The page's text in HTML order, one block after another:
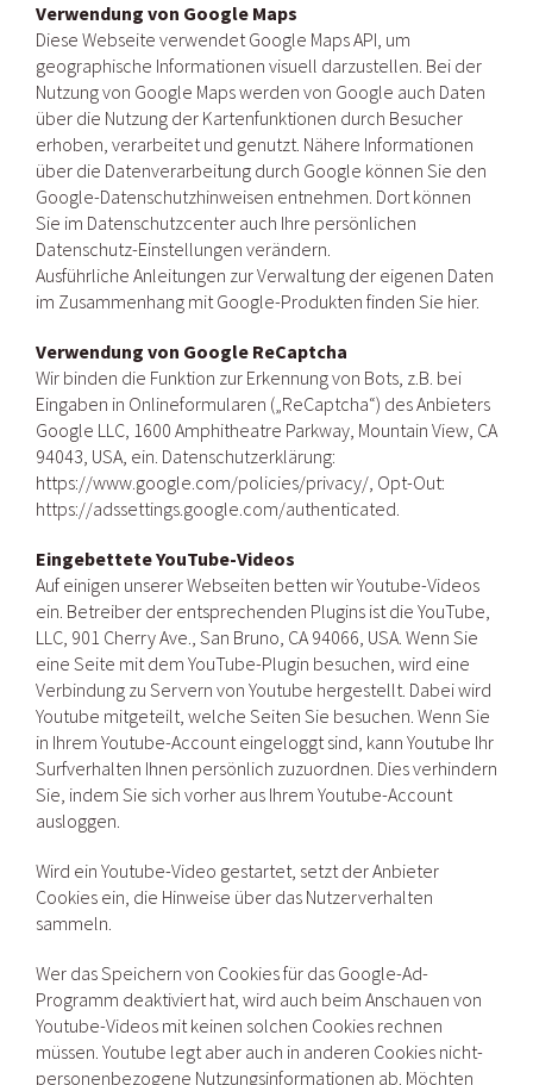
Verwendung von Google Maps
Diese Webseite verwendet Google Maps API, um
geographische Informationen visuell darzustellen. Bei der
Nutzung von Google Maps werden von Google auch Daten
über die Nutzung der Kartenfunktionen durch Besucher
erhoben, verarbeitet und genutzt. Nähere Informationen
über die Datenverarbeitung durch Google können Sie den
Google-Datenschutzhinweisen entnehmen. Dort können
Sie im Datenschutzcenter auch Ihre persönlichen
Datenschutz-Einstellungen verändern.
Ausführliche Anleitungen zur Verwaltung der eigenen Daten
im Zusammenhang mit Google-Produkten finden Sie hier.
Verwendung von Google ReCaptcha
Wir binden die Funktion zur Erkennung von Bots, z.B. bei
Eingaben in Onlineformularen („ReCaptcha“) des Anbieters
Google LLC, 1600 Amphitheatre Parkway, Mountain View, CA
94043, USA, ein. Datenschutzerklärung:
https://www.google.com/policies/privacy/, Opt-Out:
https://adssettings.google.com/authenticated.
Eingebettete YouTube-Videos
Auf einigen unserer Webseiten betten wir Youtube-Videos
ein. Betreiber der entsprechenden Plugins ist die YouTube,
LLC, 901 Cherry Ave., San Bruno, CA 94066, USA. Wenn Sie
eine Seite mit dem YouTube-Plugin besuchen, wird eine
Verbindung zu Servern von Youtube hergestellt. Dabei wird
Youtube mitgeteilt, welche Seiten Sie besuchen. Wenn Sie
in Ihrem Youtube-Account eingeloggt sind, kann Youtube Ihr
Surfverhalten Ihnen persönlich zuzuordnen. Dies verhindern
Sie, indem Sie sich vorher aus Ihrem Youtube-Account
ausloggen.
Wird ein Youtube-Video gestartet, setzt der Anbieter
Cookies ein, die Hinweise über das Nutzerverhalten
sammeln.
Wer das Speichern von Cookies für das Google-Ad-
Programm deaktiviert hat, wird auch beim Anschauen von
Youtube-Videos mit keinen solchen Cookies rechnen
müssen. Youtube legt aber auch in anderen Cookies nicht-
personenbezogene Nutzungsinformationen ab. Möchten